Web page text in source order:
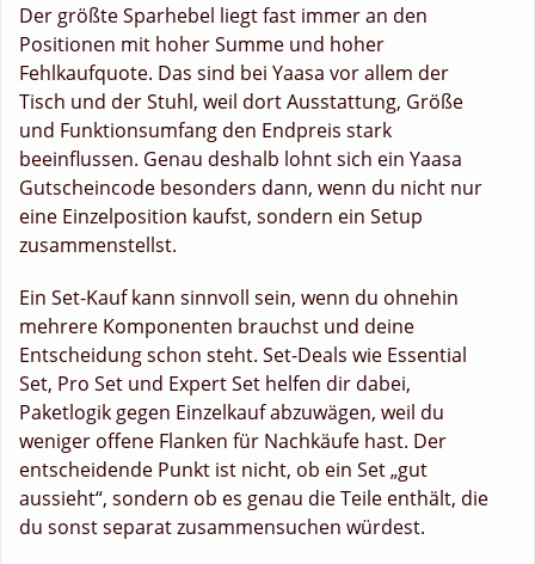
Der größte Sparhebel liegt fast immer an den
Positionen mit hoher Summe und hoher
Fehlkaufquote. Das sind bei Yaasa vor allem der
Tisch und der Stuhl, weil dort Ausstattung, Größe
und Funktionsumfang den Endpreis stark
beeinflussen. Genau deshalb lohnt sich ein Yaasa
Gutscheincode besonders dann, wenn du nicht nur
eine Einzelposition kaufst, sondern ein Setup
zusammenstellst.
Ein Set-Kauf kann sinnvoll sein, wenn du ohnehin
mehrere Komponenten brauchst und deine
Entscheidung schon steht. Set-Deals wie Essential
Set, Pro Set und Expert Set helfen dir dabei,
Paketlogik gegen Einzelkauf abzuwägen, weil du
weniger offene Flanken für Nachkäufe hast. Der
entscheidende Punkt ist nicht, ob ein Set „gut
aussieht“, sondern ob es genau die Teile enthält, die
du sonst separat zusammensuchen würdest.